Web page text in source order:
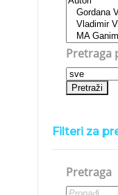
Pretraga
Filteri za
Pretraga